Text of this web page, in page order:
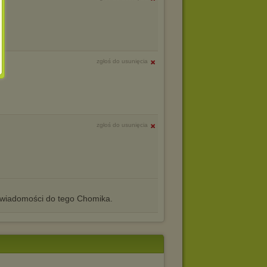
zgłoś do usunięcia
zgłoś do usunięcia
do tego Chomika.